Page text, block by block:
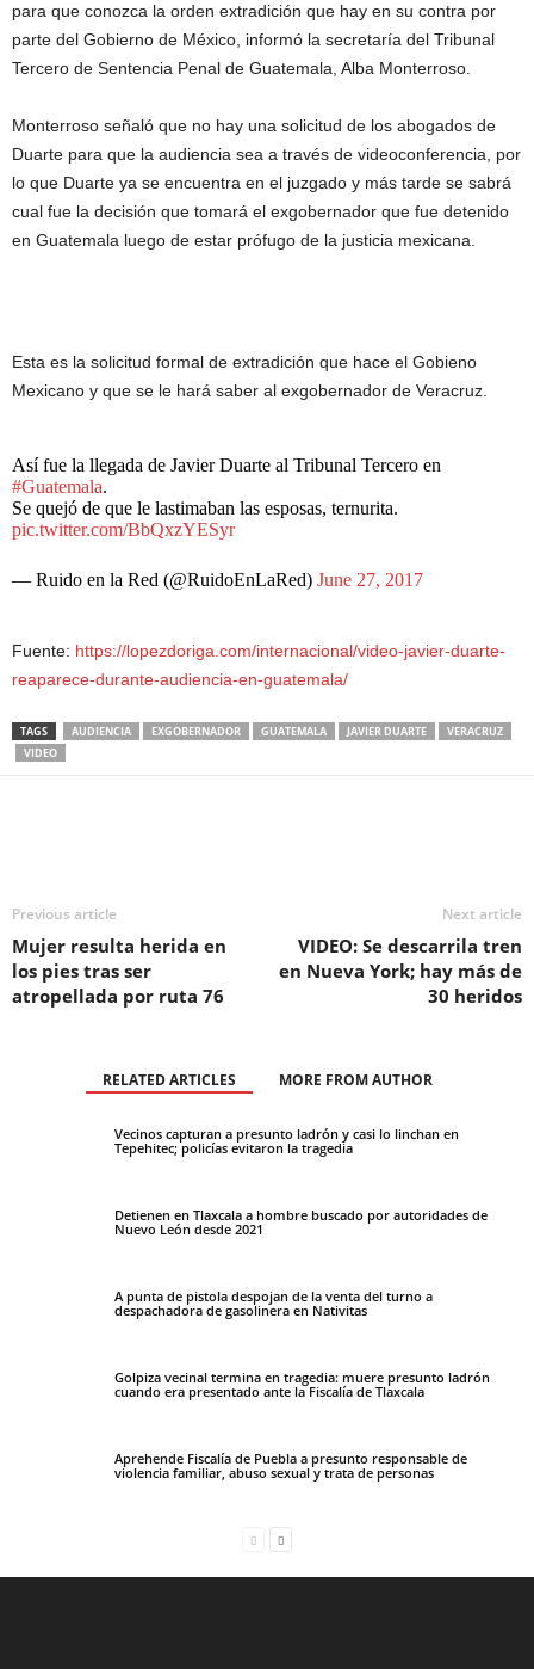
para que conozca la orden extradición que hay en su contra por
parte del Gobierno de México, informó la secretaría del Tribunal
Tercero de Sentencia Penal de Guatemala, Alba Monterroso.
Monterroso señaló que no hay una solicitud de los abogados de
Duarte para que la audiencia sea a través de videoconferencia, por
lo que Duarte ya se encuentra en el juzgado y más tarde se sabrá
cual fue la decisión que tomará el exgobernador que fue detenido
en Guatemala luego de estar prófugo de la justicia mexicana.
Esta es la solicitud formal de extradición que hace el Gobieno
Mexicano y que se le hará saber al exgobernador de Veracruz.
Así fue la llegada de Javier Duarte al Tribunal Tercero en
#Guatemala.
Se quejó de que le lastimaban las esposas, ternurita.
pic.twitter.com/BbQxzYESyr
— Ruido en la Red (@RuidoEnLaRed) June 27, 2017
Fuente: https://lopezdoriga.com/internacional/video-javier-duarte-
reaparece-durante-audiencia-en-guatemala/
TAGS AUDIENCIA EXGOBERNADOR GUATEMALA JAVIER DUARTE
VERACRUZ
VIDEO
Previous article
Mujer resulta herida en
los pies tras ser
atropellada por ruta 76
Next article
VIDEO: Se descarrila tren
en Nueva York; hay más de
30 heridos
RELATED ARTICLES MORE FROM AUTHOR
Vecinos capturan a presunto ladrón y casi lo linchan en
Tepehitec; policías evitaron la tragedia
Detienen en Tlaxcala a hombre buscado por autoridades de
Nuevo León desde 2021
A punta de pistola despojan de la venta del turno a
despachadora de gasolinera en Nativitas
Golpiza vecinal termina en tragedia: muere presunto ladrón
cuando era presentado ante la Fiscalía de Tlaxcala
Aprehende Fiscalía de Puebla a presunto responsable de
violencia familiar, abuso sexual y trata de personas